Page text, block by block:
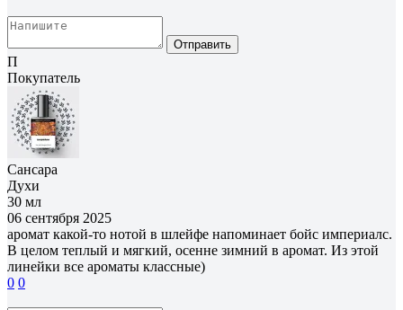
Отправить
П
Покупатель
Сансара
Духи
30 мл
06 сентября 2025
аромат какой-то нотой в шлейфе напоминает бойс империалс.
В целом теплый и мягкий, осенне зимний в аромат. Из этой
линейки все ароматы классные)
0 0